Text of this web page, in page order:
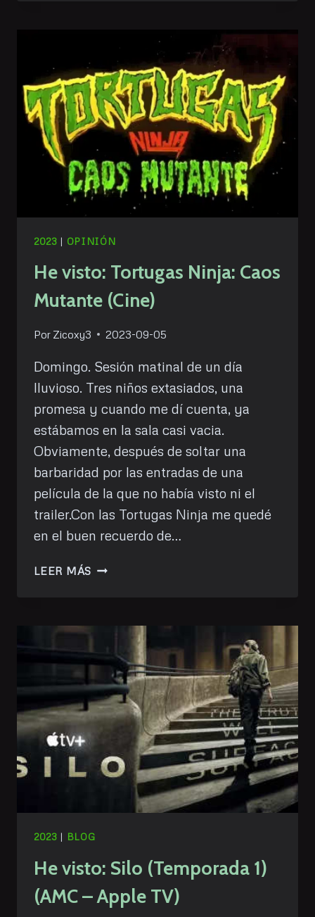
2023 | OPINIÓN
He visto: Tortugas Ninja: Caos
Mutante (Cine)
Por Zicoxy3 2023-09-05
Domingo. Sesión matinal de un día
lluvioso. Tres niños extasiados, una
promesa y cuando me dí cuenta, ya
estábamos en la sala casi vacia.
Obviamente, después de soltar una
barbaridad por las entradas de una
película de la que no había visto ni el
trailer.Con las Tortugas Ninja me quedé
en el buen recuerdo de…
LEER MÁS HE
MUTANTE
(CINE)
2023 | BLOG
He visto: Silo (Temporada 1)
(AMC – Apple TV)